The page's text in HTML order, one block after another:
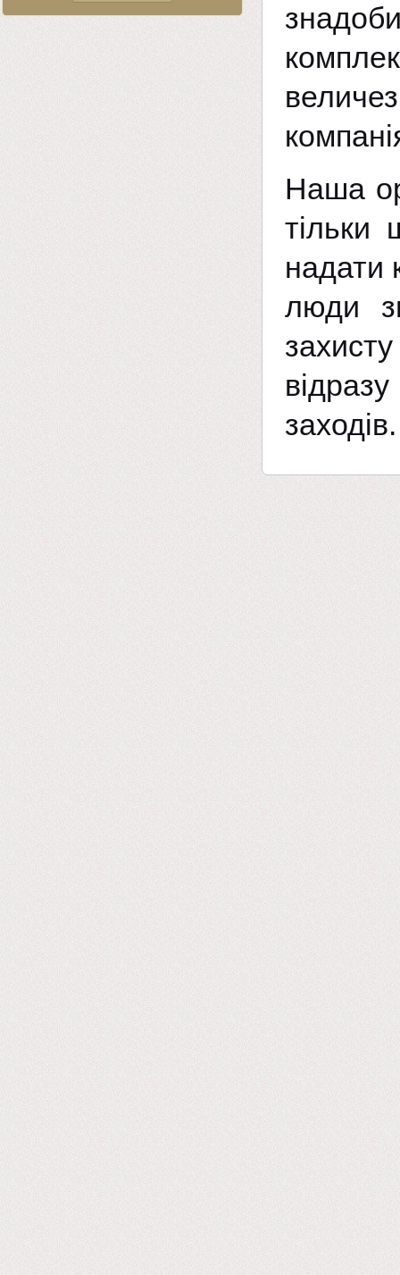
Наша
надати
люди
заходів.